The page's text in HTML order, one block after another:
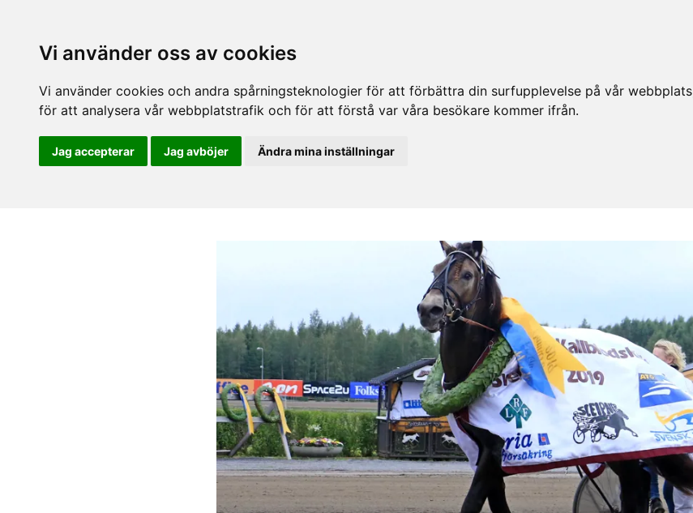
Vi använder oss av cookies
Vi använder cookies och andra spårningsteknologier för att förbättra din surfupplevelse på vår
för att analysera vår webbplatstrafik och för att förstå var våra besökare kommer ifrån.
Jag accepterar Jag avböjer Ändra mina inställningar